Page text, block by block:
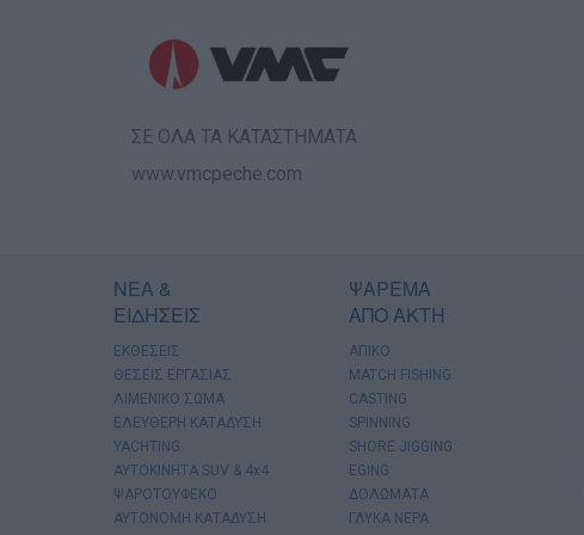
ΣΕ ΟΛΑ ΤΑ ΚΑΤΑΣΤΗΜΑΤΑ
www.vmcpeche.com
ΝΕΑ &
ΕΙΔΗΣΕΙΣ
ΕΚΘΕΣΕΙΣ
ΘΕΣΕΙΣ ΕΡΓΑΣΙΑΣ
ΛΙΜΕΝΙΚΟ ΣΩΜΑ
ΕΛΕΥΘΕΡΗ ΚΑΤΑΔΥΣΗ
YACHTING
AYTOKINHTA SUV & 4x4
ΨΑΡΟΤΟΥΦΕΚΟ
ΑΥΤΟΝΟΜΗ ΚΑΤΑΔΥΣΗ
ΨΑΡΕΜΑ
ΑΠΟ ΑΚΤΗ
ΑΠΙΚΟ
MATCH FISHING
CASTING
SPINNING
SHORE JIGGING
EGING
ΔΟΛΩΜΑΤΑ
ΓΛΥΚΑ ΝΕΡΑ